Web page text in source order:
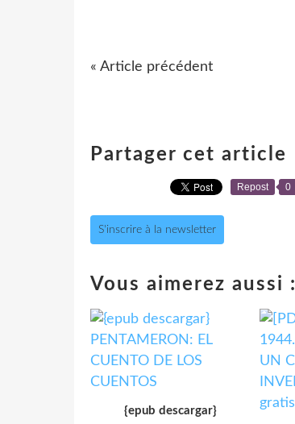
« Article précédent
Partager cet article
Repost 0
S'inscrire à la newsletter
Vous aimerez aussi :
{epub descargar}